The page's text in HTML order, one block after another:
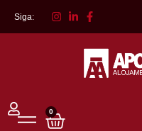
Siga:
0